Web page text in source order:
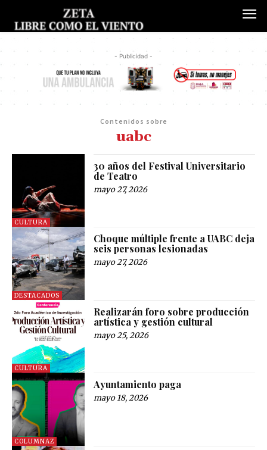
- Publicidad -
Contenidos sobre
uabc
CULTURA
30 años del Festival Universitario
de Teatro
mayo 27, 2026
DESTACADOS
Choque múltiple frente a UABC deja
seis personas lesionadas
mayo 27, 2026
CULTURA
Realizarán foro sobre producción
artística y gestión cultural
mayo 25, 2026
COLUMNAZ
Ayuntamiento paga
mayo 18, 2026